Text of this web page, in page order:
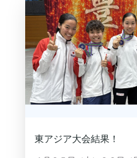
東アジア大会結果！